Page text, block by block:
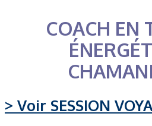
COACH EN
> Voir SESSION